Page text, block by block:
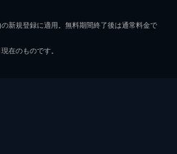
新規登録に適用。無料期間終了後は通常料金で
在のものです。